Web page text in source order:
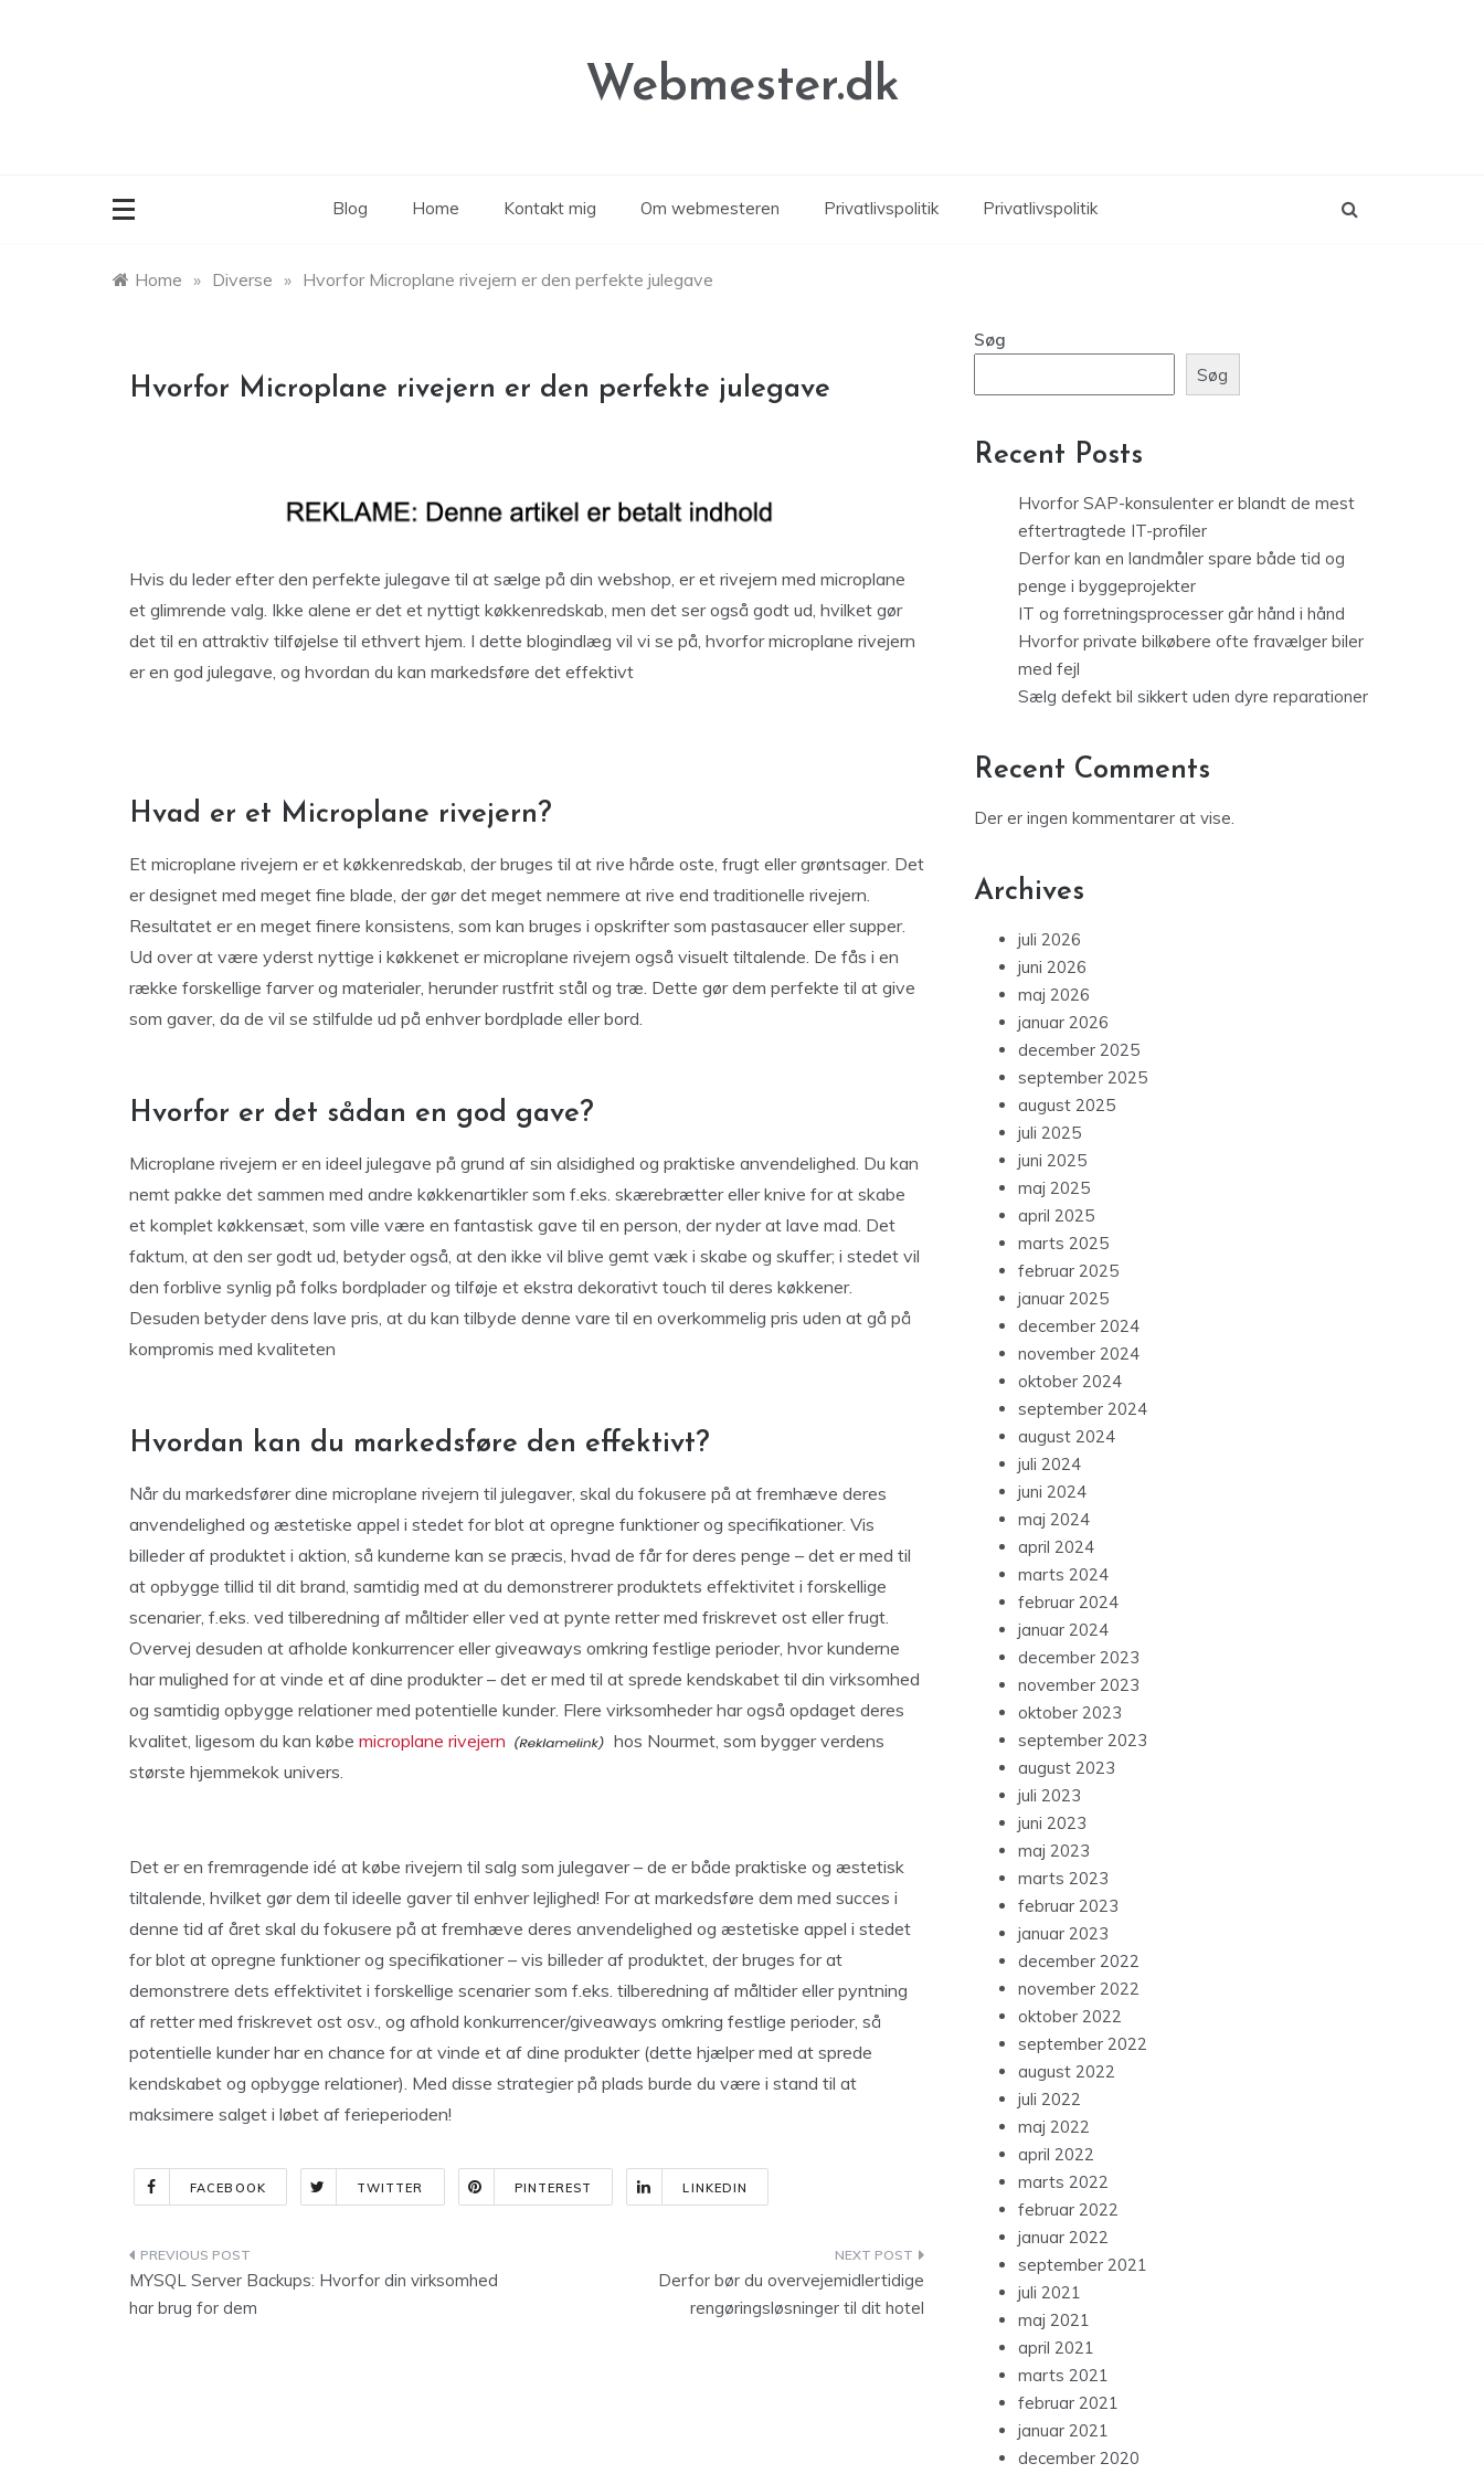
Webmester.dk
Blog Home Kontakt mig Om webmesteren Privatlivspolitik Privatlivspolitik
Home » Diverse » Hvorfor Microplane rivejern er den perfekte julegave
Hvorfor Microplane rivejern er den perfekte julegave
Hvis du leder efter den perfekte julegave til at sælge på din webshop, er et rivejern med microplane
et glimrende valg. Ikke alene er det et nyttigt køkkenredskab, men det ser også godt ud, hvilket gør
det til en attraktiv tilføjelse til ethvert hjem. I dette blogindlæg vil vi se på, hvorfor microplane rivejern
er en god julegave, og hvordan du kan markedsføre det effektivt
Hvad er et Microplane rivejern?
Et microplane rivejern er et køkkenredskab, der bruges til at rive hårde oste, frugt eller grøntsager. Det
er designet med meget fine blade, der gør det meget nemmere at rive end traditionelle rivejern.
Resultatet er en meget finere konsistens, som kan bruges i opskrifter som pastasaucer eller supper.
Ud over at være yderst nyttige i køkkenet er microplane rivejern også visuelt tiltalende. De fås i en
række forskellige farver og materialer, herunder rustfrit stål og træ. Dette gør dem perfekte til at give
som gaver, da de vil se stilfulde ud på enhver bordplade eller bord.
Hvorfor er det sådan en god gave?
Microplane rivejern er en ideel julegave på grund af sin alsidighed og praktiske anvendelighed. Du kan
nemt pakke det sammen med andre køkkenartikler som f.eks. skærebrætter eller knive for at skabe
et komplet køkkensæt, som ville være en fantastisk gave til en person, der nyder at lave mad. Det
faktum, at den ser godt ud, betyder også, at den ikke vil blive gemt væk i skabe og skuffer; i stedet vil
den forblive synlig på folks bordplader og tilføje et ekstra dekorativt touch til deres køkkener.
Desuden betyder dens lave pris, at du kan tilbyde denne vare til en overkommelig pris uden at gå på
kompromis med kvaliteten
Hvordan kan du markedsføre den effektivt?
Når du markedsfører dine microplane rivejern til julegaver, skal du fokusere på at fremhæve deres
anvendelighed og æstetiske appel i stedet for blot at opregne funktioner og specifikationer. Vis
billeder af produktet i aktion, så kunderne kan se præcis, hvad de får for deres penge – det er med til
at opbygge tillid til dit brand, samtidig med at du demonstrerer produktets effektivitet i forskellige
scenarier, f.eks. ved tilberedning af måltider eller ved at pynte retter med friskrevet ost eller frugt.
Overvej desuden at afholde konkurrencer eller giveaways omkring festlige perioder, hvor kunderne
har mulighed for at vinde et af dine produkter – det er med til at sprede kendskabet til din virksomhed
og samtidig opbygge relationer med potentielle kunder. Flere virksomheder har også opdaget deres
kvalitet, ligesom du kan købe microplane rivejern
hos Nourmet, som bygger verdens
største hjemmekok univers.
Det er en fremragende idé at købe rivejern til salg som julegaver – de er både praktiske og æstetisk
tiltalende, hvilket gør dem til ideelle gaver til enhver lejlighed! For at markedsføre dem med succes i
denne tid af året skal du fokusere på at fremhæve deres anvendelighed og æstetiske appel i stedet
for blot at opregne funktioner og specifikationer – vis billeder af produktet, der bruges for at
demonstrere dets effektivitet i forskellige scenarier som f.eks. tilberedning af måltider eller pyntning
af retter med friskrevet ost osv., og afhold konkurrencer/giveaways omkring festlige perioder, så
potentielle kunder har en chance for at vinde et af dine produkter (dette hjælper med at sprede
kendskabet og opbygge relationer). Med disse strategier på plads burde du være i stand til at
maksimere salget i løbet af ferieperioden!
FACEBOOK TWITTER PINTEREST LINKEDIN
Indlægsnavigation
MYSQL Server Backups: Hvorfor din virksomhed
har brug for dem
Derfor bør du overvejemidlertidige
rengøringsløsninger til dit hotel
Søg
Søg
Recent Posts
Hvorfor SAP-konsulenter er blandt de mest
eftertragtede IT-profiler
Derfor kan en landmåler spare både tid og
penge i byggeprojekter
IT og forretningsprocesser går hånd i hånd
Hvorfor private bilkøbere ofte fravælger biler
med fejl
Sælg defekt bil sikkert uden dyre reparationer
Recent Comments
Der er ingen kommentarer at vise.
Archives
juli 2026
juni 2026
maj 2026
januar 2026
december 2025
september 2025
august 2025
juli 2025
juni 2025
maj 2025
april 2025
marts 2025
februar 2025
januar 2025
december 2024
november 2024
oktober 2024
september 2024
august 2024
juli 2024
juni 2024
maj 2024
april 2024
marts 2024
februar 2024
januar 2024
december 2023
november 2023
oktober 2023
september 2023
august 2023
juli 2023
juni 2023
maj 2023
marts 2023
februar 2023
januar 2023
december 2022
november 2022
oktober 2022
september 2022
august 2022
juli 2022
maj 2022
april 2022
marts 2022
februar 2022
januar 2022
september 2021
juli 2021
maj 2021
april 2021
marts 2021
februar 2021
januar 2021
december 2020